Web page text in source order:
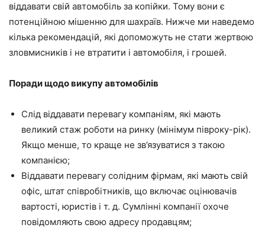
віддавати свій автомобіль за копійки. Тому вони є
потенційною мішенню для шахраїв. Нижче ми наведемо
кілька рекомендацій, які допоможуть не стати жертвою
зловмисників і не втратити і автомобіля, і грошей.
Поради щодо викупу автомобілів
Слід віддавати перевагу компаніям, які мають
великий стаж роботи на ринку (мінімум півроку-рік).
Якщо менше, то краще не зв’язуватися з такою
компанією;
Віддавати перевагу солідним фірмам, які мають свій
офіс, штат співробітників, що включає оцінювачів
вартості, юристів і т. д. Сумлінні компанії охоче
повідомляють свою адресу продавцям;